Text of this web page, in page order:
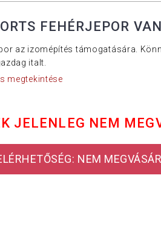
FEHÉRJEPOR
az izomépítés támogatására.
italt.
megtekintése
JELENLEG NEM
NEM